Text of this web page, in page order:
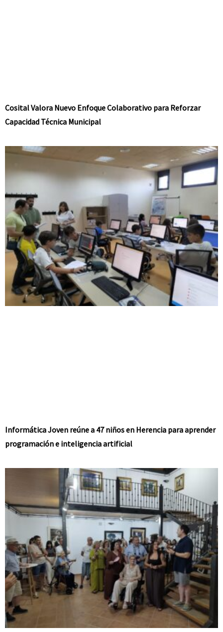
Cosital Valora Nuevo Enfoque Colaborativo para Reforzar
Capacidad Técnica Municipal
Informática Joven reúne a 47 niños en Herencia para aprender
programación e inteligencia artificial